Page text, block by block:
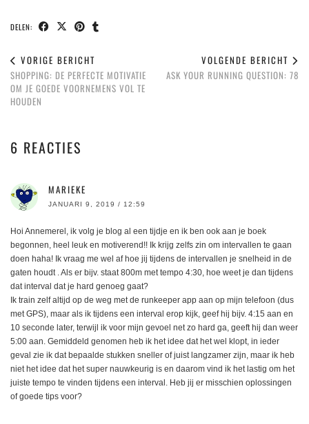
DELEN:
VORIGE BERICHT
SHOPPING: DE PERFECTE MOTIVATIE
OM JE GOEDE VOORNEMENS VOL TE
HOUDEN
VOLGENDE BERICHT
ASK YOUR RUNNING QUESTION: 78
6 REACTIES
MARIEKE
JANUARI 9, 2019 / 12:59
Hoi Annemerel, ik volg je blog al een tijdje en ik ben ook aan je boek
begonnen, heel leuk en motiverend!! Ik krijg zelfs zin om intervallen te gaan
doen haha! Ik vraag me wel af hoe jij tijdens de intervallen je snelheid in de
gaten houdt . Als er bijv. staat 800m met tempo 4:30, hoe weet je dan tijdens
dat interval dat je hard genoeg gaat?
Ik train zelf altijd op de weg met de runkeeper app aan op mijn telefoon (dus
met GPS), maar als ik tijdens een interval erop kijk, geef hij bijv. 4:15 aan en
10 seconde later, terwijl ik voor mijn gevoel net zo hard ga, geeft hij dan weer
5:00 aan. Gemiddeld genomen heb ik het idee dat het wel klopt, in ieder
geval zie ik dat bepaalde stukken sneller of juist langzamer zijn, maar ik heb
niet het idee dat het super nauwkeurig is en daarom vind ik het lastig om het
juiste tempo te vinden tijdens een interval. Heb jij er misschien oplossingen
of goede tips voor?